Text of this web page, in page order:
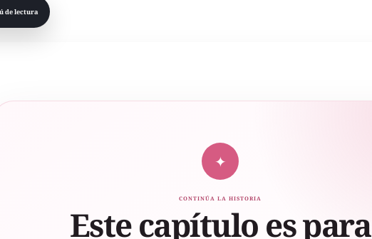
de lectura
✦
CONTINÚA LA HISTORIA
Este capítulo es para